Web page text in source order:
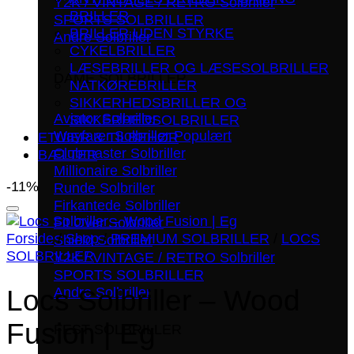
SPORTS SOLBRILLER
Andre Solbriller
DAME SOLBRILLER
Aviator Solbriller
Wayfarer Solbriller
Clubmaster Solbriller
Millionaire Solbriller
Runde Solbriller
Firkantede Solbriller
Fit Over Solbriller
Shield Solbriller
Y2K / VINTAGE / RETRO Solbriller
SPORTS SOLBRILLER
Andre Solbriller
BRILLER
BRILLER UDEN STYRKE
CYKELBRILLER
LÆSEBRILLER OG LÆSESOLBRILLER
NATKØREBRILLER
SIKKERHEDSBRILLER OG
SIKKERHEDSOLBRILLER
ETUIER & TILBEHØR
BÆLTER
-11%
Tilføj til ønskeliste!
Forside / Shop / PREMIUM SOLBRILLER
LOCS
SOLBRILLER
Locs Solbriller – Wood
Fusion | Eg